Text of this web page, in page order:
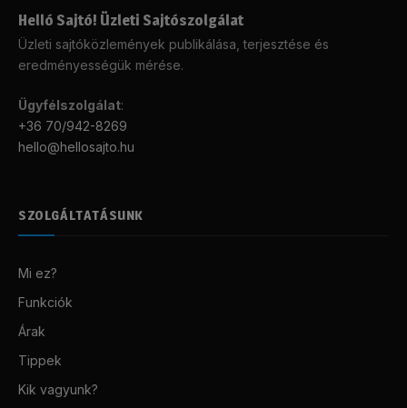
Helló Sajtó! Üzleti Sajtószolgálat
Üzleti sajtóközlemények publikálása, terjesztése és
eredményességük mérése.
Ügyfélszolgálat:
+36 70/942-8269
hello@hellosajto.hu
SZOLGÁLTATÁSUNK
Mi ez?
Funkciók
Árak
Tippek
Kik vagyunk?